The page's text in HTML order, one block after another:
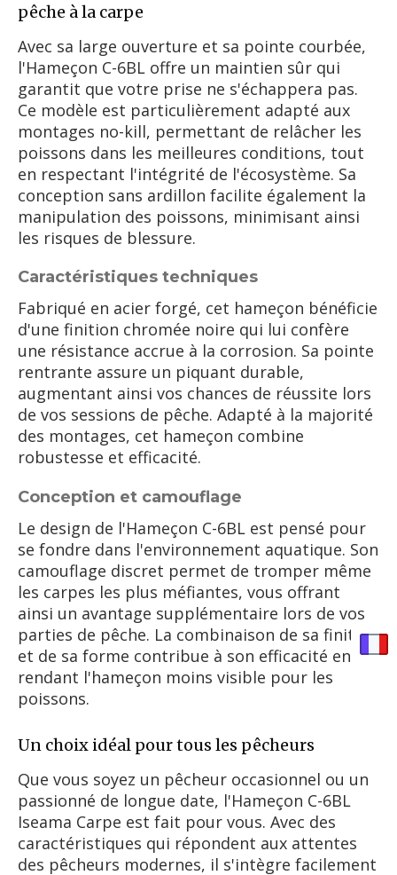
pêche à la carpe
Avec sa large ouverture et sa pointe courbée,
l'Hameçon C-6BL offre un maintien sûr qui
garantit que votre prise ne s'échappera pas.
Ce modèle est particulièrement adapté aux
montages no-kill, permettant de relâcher les
poissons dans les meilleures conditions, tout
en respectant l'intégrité de l'écosystème. Sa
conception sans ardillon facilite également la
manipulation des poissons, minimisant ainsi
les risques de blessure.
Caractéristiques techniques
Fabriqué en acier forgé, cet hameçon bénéficie
d'une finition chromée noire qui lui confère
une résistance accrue à la corrosion. Sa pointe
rentrante assure un piquant durable,
augmentant ainsi vos chances de réussite lors
de vos sessions de pêche. Adapté à la majorité
des montages, cet hameçon combine
robustesse et efficacité.
Conception et camouflage
Le design de l'Hameçon C-6BL est pensé pour
se fondre dans l'environnement aquatique. Son
camouflage discret permet de tromper même
les carpes les plus méfiantes, vous offrant
ainsi un avantage supplémentaire lors de vos
parties de pêche. La combinaison de sa finition
et de sa forme contribue à son efficacité en
rendant l'hameçon moins visible pour les
poissons.
Un choix idéal pour tous les pêcheurs
Que vous soyez un pêcheur occasionnel ou un
passionné de longue date, l'Hameçon C-6BL
Iseama Carpe est fait pour vous. Avec des
caractéristiques qui répondent aux attentes
des pêcheurs modernes, il s'intègre facilement